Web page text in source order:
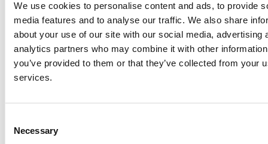
We use cookies to personalise content and ads, to provide
media features and to analyse our traffic. We also share
about your use of our site with our social media, advertising
analytics partners who may combine it with other
you’ve provided to them or that they’ve collected from your
services.
Selection
Necessary
Accelera la ripresa dell’industria nel corso del
primo semestre
Overview Economica